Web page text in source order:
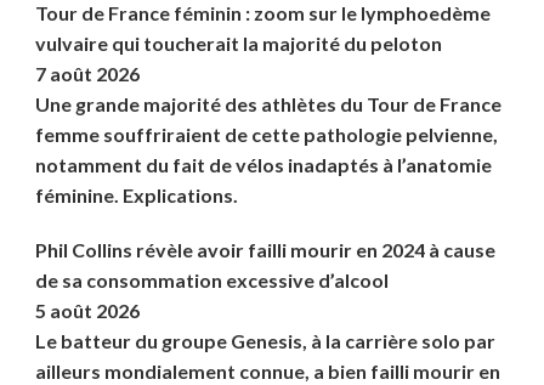
Tour de France féminin : zoom sur le lymphoedème
vulvaire qui toucherait la majorité du peloton
7 août 2026
Une grande majorité des athlètes du Tour de France
femme souffriraient de cette pathologie pelvienne,
notamment du fait de vélos inadaptés à l’anatomie
féminine. Explications.
Phil Collins révèle avoir failli mourir en 2024 à cause
de sa consommation excessive d’alcool
5 août 2026
Le batteur du groupe Genesis, à la carrière solo par
ailleurs mondialement connue, a bien failli mourir en